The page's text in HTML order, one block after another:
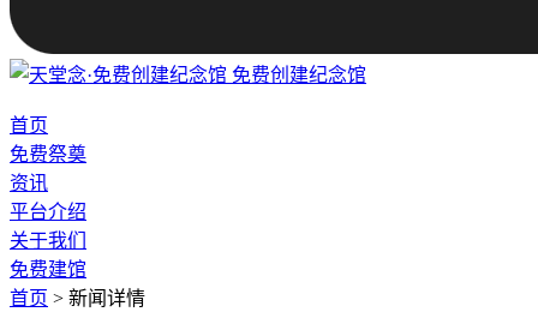
免费创建纪念馆
首页
免费祭奠
资讯
平台介绍
关于我们
免费建馆
首页 > 新闻详情